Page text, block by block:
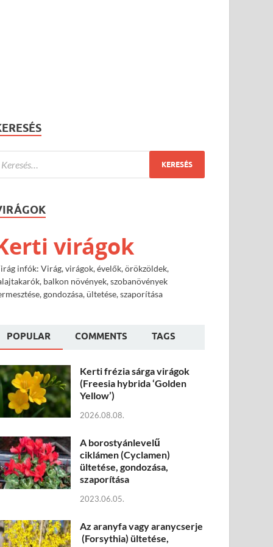
virágok
infók: Virág, virágok, évelők, örökzöldek,
balkon növények, szobanövények
gondozása, ültetése, szaporítása
POPULAR COMMENTS TAGS
Kerti frézia sárga virágok
(Freesia hybrida ‘Golden
Yellow’)
2026.08.08.
A borostyánlevelű
ciklámen (Cyclamen)
ültetése, gondozása,
szaporítása
2023.06.05.
Az aranyfa vagy aranycserje
(Forsythia) ültetése,